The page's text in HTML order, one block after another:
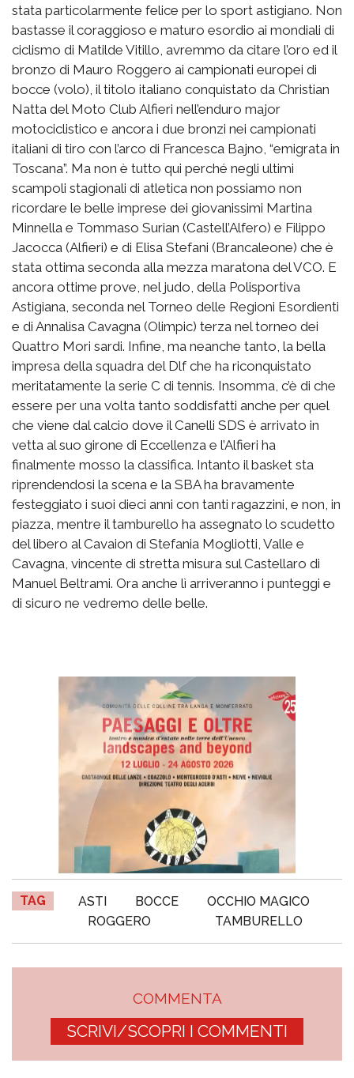
stata particolarmente felice per lo sport astigiano. Non
bastasse il coraggioso e maturo esordio ai mondiali di
ciclismo di Matilde Vitillo, avremmo da citare l’oro ed il
bronzo di Mauro Roggero ai campionati europei di
bocce (volo), il titolo italiano conquistato da Christian
Natta del Moto Club Alfieri nell’enduro major
motociclistico e ancora i due bronzi nei campionati
italiani di tiro con l’arco di Francesca Bajno, “emigrata in
Toscana”. Ma non è tutto qui perché negli ultimi
scampoli stagionali di atletica non possiamo non
ricordare le belle imprese dei giovanissimi Martina
Minnella e Tommaso Surian (Castell’Alfero) e Filippo
Jacocca (Alfieri) e di Elisa Stefani (Brancaleone) che è
stata ottima seconda alla mezza maratona del VCO. E
ancora ottime prove, nel judo, della Polisportiva
Astigiana, seconda nel Torneo delle Regioni Esordienti
e di Annalisa Cavagna (Olimpic) terza nel torneo dei
Quattro Mori sardi. Infine, ma neanche tanto, la bella
impresa della squadra del Dlf che ha riconquistato
meritatamente la serie C di tennis. Insomma, c’è di che
essere per una volta tanto soddisfatti anche per quel
che viene dal calcio dove il Canelli SDS è arrivato in
vetta al suo girone di Eccellenza e l’Alfieri ha
finalmente mosso la classifica. Intanto il basket sta
riprendendosi la scena e la SBA ha bravamente
festeggiato i suoi dieci anni con tanti ragazzini, e non, in
piazza, mentre il tamburello ha assegnato lo scudetto
del libero al Cavaion di Stefania Mogliotti, Valle e
Cavagna, vincente di stretta misura sul Castellaro di
Manuel Beltrami. Ora anche lì arriveranno i punteggi e
di sicuro ne vedremo delle belle.
TAG ASTI BOCCE
OCCHIO MAGICO
ROGGERO
TAMBURELLO
COMMENTA
SCRIVI/SCOPRI I COMMENTI